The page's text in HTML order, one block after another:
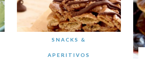
SNACKS &
APERITIVOS